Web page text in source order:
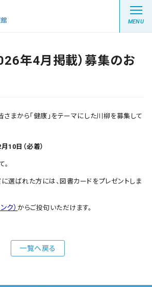
MENU
ピ
事
?
年4月掲載）募集のお
さまから「健康」をテーマにした川柳を募集して
10日（必着）
。
選ばれた方には、図書カードをプレゼントしま
ク） からご投句いただけます。
一覧へ戻る